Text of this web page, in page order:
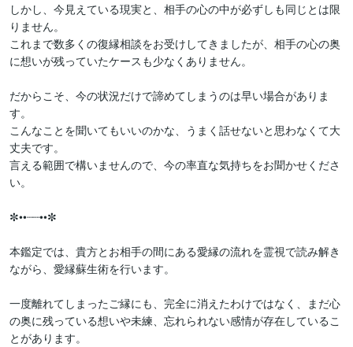
しかし、今見えている現実と、相手の心の中が必ずしも同じとは限
りません。
これまで数多くの復縁相談をお受けしてきましたが、相手の心の奥
に想いが残っていたケースも少なくありません。
だからこそ、今の状況だけで諦めてしまうのは早い場合がありま
す。
こんなことを聞いてもいいのかな、うまく話せないと思わなくて大
丈夫です。
言える範囲で構いませんので、今の率直な気持ちをお聞かせくださ
い。
✼••┈┈••✼
本鑑定では、貴方とお相手の間にある愛縁の流れを霊視で読み解き
ながら、愛縁蘇生術を行います。
一度離れてしまったご縁にも、完全に消えたわけではなく、まだ心
の奥に残っている想いや未練、忘れられない感情が存在しているこ
とがあります。